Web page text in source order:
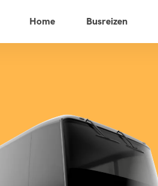
Home Busreizen